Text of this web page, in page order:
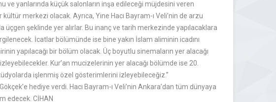
ve yanlarında küçük salonların inşa edileceği müjdesini veren
merkezi olacak. Ayrıca, Yine Hacı Bayram-ı Veli’nin de arzu
üçgen şeklinde yer alırlar. Bu inanç ve tarih merkezinde yapılacaklara
İcatlar bölümünde ise bine yakın İslam aliminin icadını
yapılacağı bir bölüm olacak. Üç boyutlu sinemaların yer alacağı
Kur’an mucizelerinin yer alacağı bölümde ise 20.
işlenmiş özel gösterimlerini izleyebileceğiz.”
hediye verdi. Hacı Bayram-ı Veli’nin Ankara’dan tüm dünyaya
edecek. CİHAN